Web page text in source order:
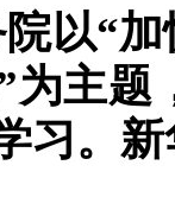
以“
为主题
习。